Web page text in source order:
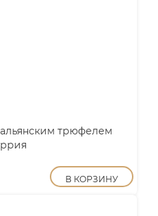
трюфелем
В КОРЗИНУ